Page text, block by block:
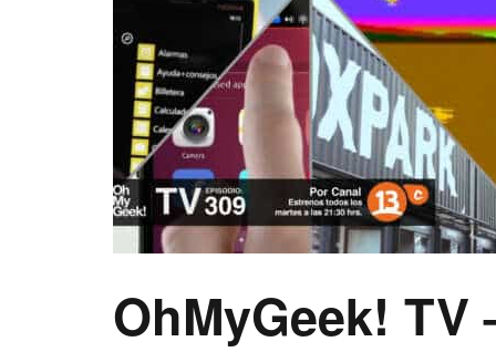
OhMyGeek!